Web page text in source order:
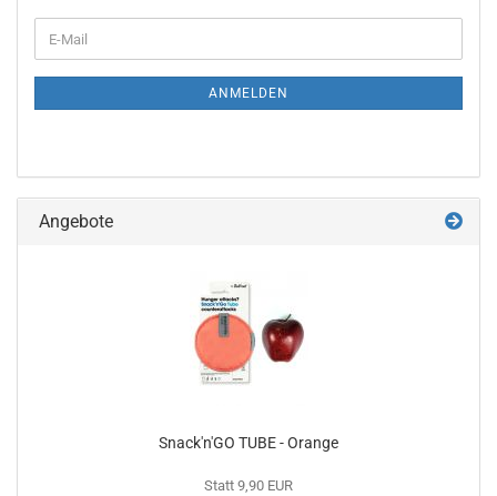
ZUR
E-
Mail
ANMELDEN
Angebote
Snack'n'GO TUBE - Orange
Statt 9,90 EUR